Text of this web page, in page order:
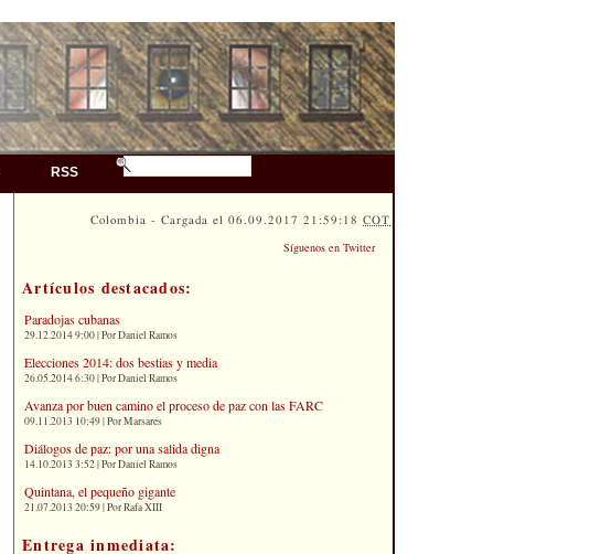
RSS
Colombia - Cargada el 06.09.2017 21:59:18COT
Síguenos en Twitter
Artículos destacados:
Paradojas cubanas
29.12.2014 9:00 | Por Daniel Ramos
Elecciones 2014: dos bestias y media
26.05.2014 6:30 | Por Daniel Ramos
Avanza por buen camino el proceso de paz con las FARC
09.11.2013 10:49 | Por Marsares
Diálogos de paz: por una salida digna
14.10.2013 3:52 | Por Daniel Ramos
Quintana, el pequeño gigante
21.07.2013 20:59 | Por Rafa XIII
Entrega inmediata: